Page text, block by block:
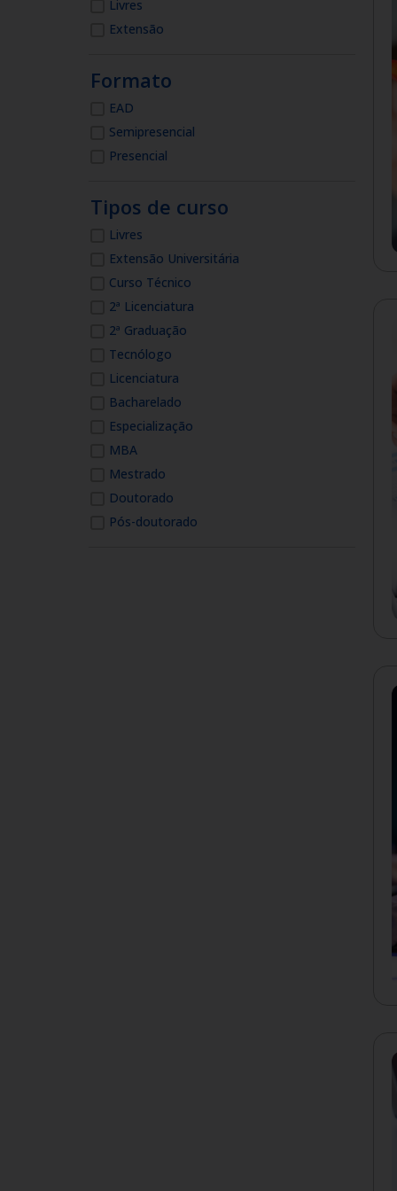
Livres
Extensão
Formato
EAD
Semipresencial
Presencial
Tipos de curso
Livres
Extensão Universitária
Curso Técnico
2ª Licenciatura
2ª Graduação
Tecnólogo
Licenciatura
Bacharelado
Especialização
MBA
Mestrado
Doutorado
Pós-doutorado